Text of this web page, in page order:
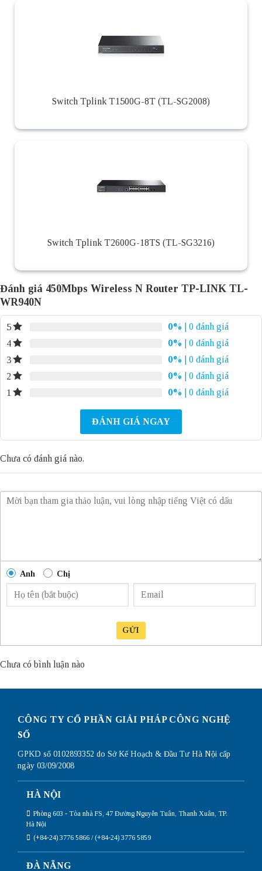
Switch Tplink T1500G-8T (TL-SG2008)
Switch Tplink T2600G-18TS (TL-SG3216)
Đánh giá 450Mbps Wireless N Router TP-LINK TL-
WR940N
5 0%
| 0 đánh giá
4
0%
| 0 đánh giá
3
0%
| 0 đánh giá
2
0%
| 0 đánh giá
1
0% | 0 đánh giá
ĐÁNH GIÁ NGAY
Chưa có đánh giá nào.
Anh Chị
GỬI
Chưa có bình luận nào
CÔNG TY CỔ PHẦN GIẢI PHÁP CÔNG NGHỆ
SỐ
GPKD số 0102893352 do Sở Kế Hoạch & Đầu Tư Hà Nội cấp
ngày 03/09/2008
HÀ NỘI
Phòng 603 - Tòa nhà FS, 47 Đường Nguyễn Tuân, Thanh Xuân, TP.
Hà Nội
(+84-24) 3776 5866 / (+84-24) 3776 5859
ĐÀ NẴNG